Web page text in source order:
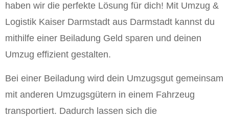
haben wir die perfekte Lösung für dich! Mit Umzug &
Logistik Kaiser Darmstadt aus Darmstadt kannst du
mithilfe einer Beiladung Geld sparen und deinen
Umzug effizient gestalten.
Bei einer Beiladung wird dein Umzugsgut gemeinsam
mit anderen Umzugsgütern in einem Fahrzeug
transportiert. Dadurch lassen sich die